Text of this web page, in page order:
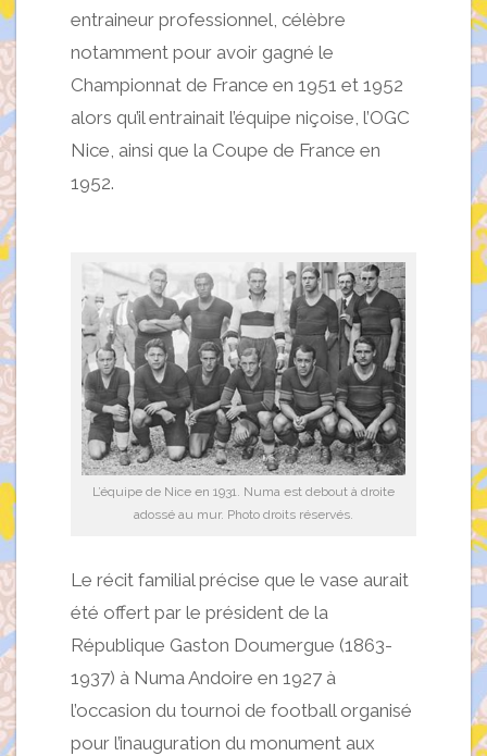
entraineur professionnel, célèbre
notamment pour avoir gagné le
Championnat de France en 1951 et 1952
alors qu’il entrainait l’équipe niçoise, l’OGC
Nice, ainsi que la Coupe de France en
1952.
L’équipe de Nice en 1931. Numa est debout à droite
adossé au mur. Photo droits réservés.
Le récit familial précise que le vase aurait
été offert par le président de la
République Gaston Doumergue (1863-
1937) à Numa Andoire en 1927 à
l’occasion du tournoi de football organisé
pour l’inauguration du monument aux